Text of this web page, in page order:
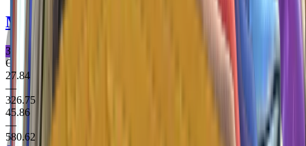
MAG-7
Заборонене Дробовик
Є StatTrak
27.84
—
326.75
45.86
—
580.62